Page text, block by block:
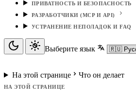
ПРИВАТНОСТЬ И БЕЗОПАСНОСТЬ
РАЗРАБОТЧИКИ (MCP И API)
УСТРАНЕНИЕ НЕПОЛАДОК И FAQ
Выберите язык
На этой странице Что он делает
НА ЭТОЙ СТРАНИЦЕ